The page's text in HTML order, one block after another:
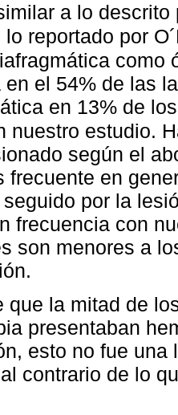
a lo
lo reportado por
como
en el 54% de las
en 13% de
nuestro estudio.
según el
frecuente en
por la
frecuencia con
son menores a
que la mitad de
presentaban
esto no fue
contrario de lo